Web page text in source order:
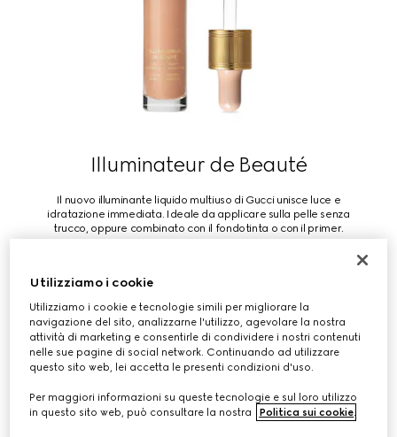
Illuminateur de Beauté
Il nuovo illuminante liquido multiuso di Gucci unisce luce e
idratazione immediata. Ideale da applicare sulla pelle senza
trucco, oppure combinato con il fondotinta o con il primer.
Utilizziamo i cookie
Utilizziamo i cookie e tecnologie simili per migliorare la
navigazione del sito, analizzarne l'utilizzo, agevolare la nostra
attività di marketing e consentirle di condividere i nostri contenuti
nelle sue pagine di social network. Continuando ad utilizzare
questo sito web, lei accetta le presenti condizioni d'uso.
Per maggiori informazioni su queste tecnologie e sul loro utilizzo
in questo sito web, può consultare la nostra
Politica sui cookie